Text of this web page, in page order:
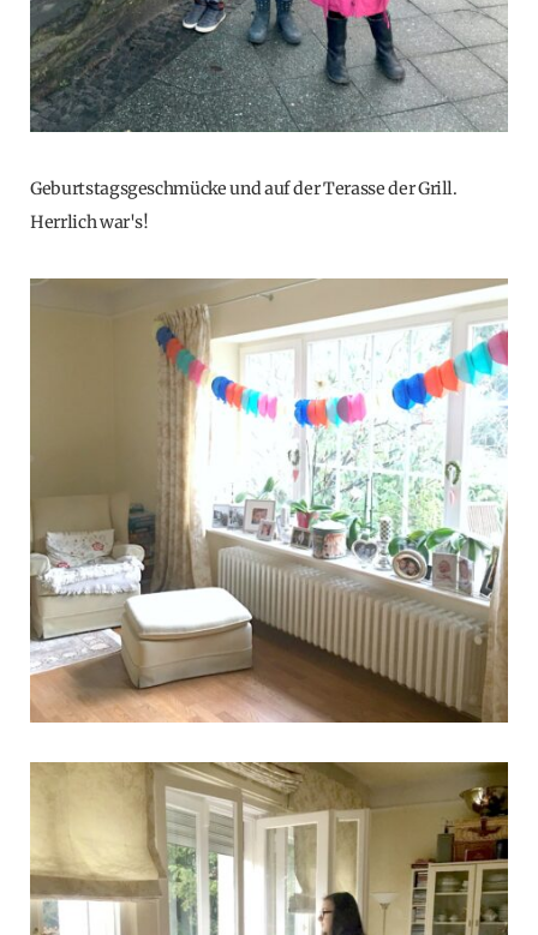
Geburtstagsgeschmücke und auf der Terasse der Grill.
Herrlich war's!